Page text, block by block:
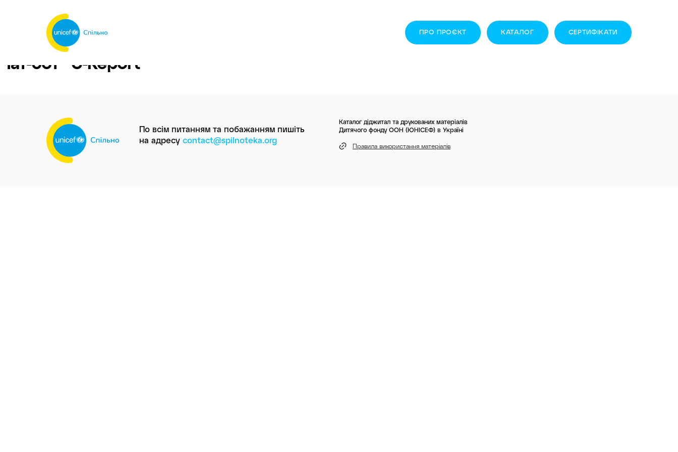
Спільнотека
ЮНІСЕФ
Україна
ПРО ПРОЄКТ КАТАЛОГ СЕРТИФІКАТИ
Чат-бот “U-Report”
По всім питанням та побажанням пишіть
на адресу contact@spilnoteka.org
Каталог діджитал та друкованих матеріалів
Дитячого фонду ООН (ЮНІСЕФ) в Україні
Правила використання матеріалів